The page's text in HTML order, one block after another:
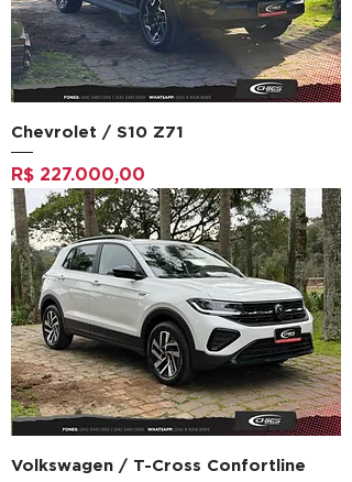
Chevrolet / S10 Z71
Preço
R$ 227.000,00
Volkswagen / T-Cross Confortline